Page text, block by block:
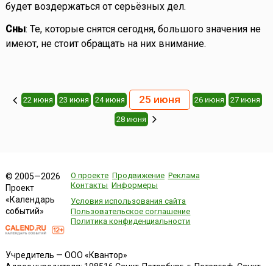
будет воздержаться от серьёзных дел.
Сны: Те, которые снятся сегодня, большого значения не
имеют, не стоит обращать на них внимание.
22 июня 23 июня 24 июня 25 июня 26 июня 27 июня
28 июня
© 2005—2026
Проект
«Календарь
событий»
О проекте Продвижение Реклама
Контакты Информеры
Условия использования сайта
Пользовательское соглашение
Политика конфиденциальности
Учредитель — ООО «Квантор»